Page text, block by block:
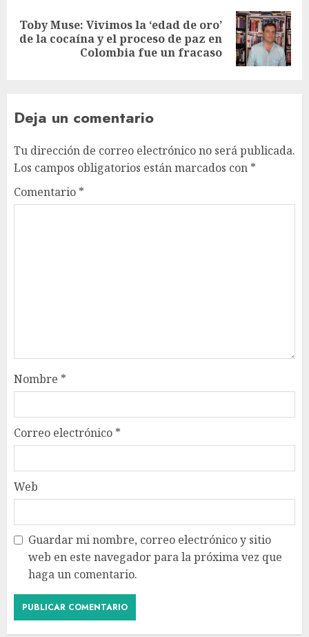
Toby Muse: Vivimos la ‘edad de oro’
de la cocaína y el proceso de paz en
Colombia fue un fracaso
Deja un comentario
Tu dirección de correo electrónico no será publicada.
Los campos obligatorios están marcados con *
Comentario *
Nombre *
Correo electrónico *
Web
Guardar mi nombre, correo electrónico y sitio
web en este navegador para la próxima vez que
haga un comentario.